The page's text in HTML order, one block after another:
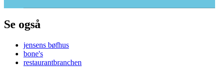
Se også
jensens bøfhus
bone's
restaurantbranchen